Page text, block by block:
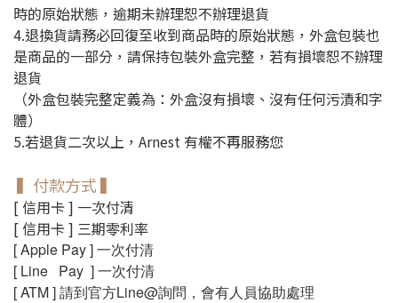
時的原始狀態，逾期未辦理恕不辦理退貨
4.退換貨請務必回復至收到商品時的原始狀態，外盒包裝也
是商品的一部分，請保持包裝外盒完整，若有損壞恕不辦理
退貨
（外盒包裝完整定義為：外盒沒有損壞、沒有任何污漬和字
體）
5.若退貨二次以上，Arnest 有權不再服務您
▍付款方式▍
[ 信用卡 ] 一次付清
[ 信用卡 ] 三期零利率
[ Apple Pay ]一次付清
[ Line Pay ]一次付清
[ ATM ] 請到官方Line@詢問，會有人員協助處理